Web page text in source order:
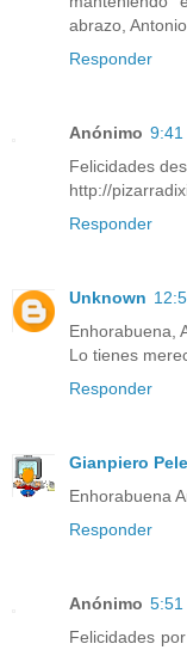
abrazo,
Responder
Anónimo 9:41
Felicidades
http://
Responder
Unknown
Enhorabuena,
Lo tienes
Responder
Gianpiero
Enhorabuena
Responder
Anónimo 5:51
Felicidades